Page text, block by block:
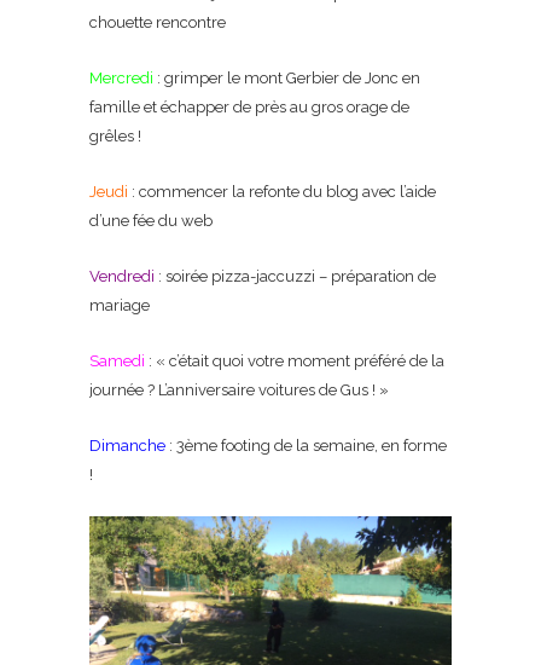
chouette rencontre
Mercredi : grimper le mont Gerbier de Jonc en
famille et échapper de près au gros orage de
grêles !
Jeudi : commencer la refonte du blog avec l’aide
d’une fée du web
Vendredi : soirée pizza-jaccuzzi – préparation de
mariage
Samedi : « c’était quoi votre moment préféré de la
journée ? L’anniversaire voitures de Gus ! »
Dimanche : 3ème footing de la semaine, en forme
!